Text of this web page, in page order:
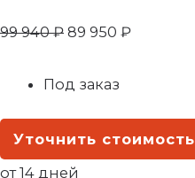
99 940₽ 89 950 ₽
Под заказ
Уточнить стоимость
от 14 дней